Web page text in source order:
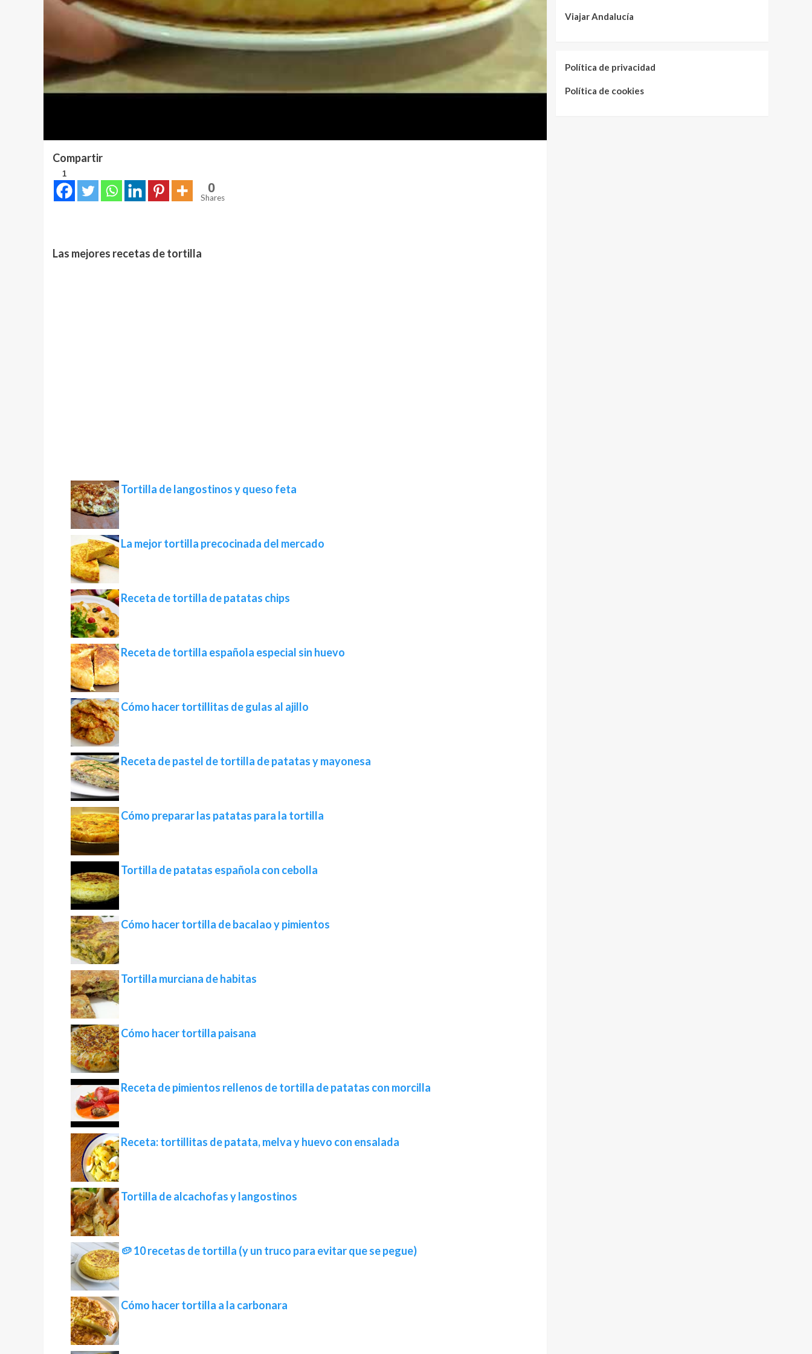
Compartir
1
0
Shares
Las mejores recetas de tortilla
Tortilla de langostinos y queso feta
La mejor tortilla precocinada del mercado
Receta de tortilla de patatas chips
Receta de tortilla española especial sin huevo
Cómo hacer tortillitas de gulas al ajillo
Receta de pastel de tortilla de patatas y mayonesa
Cómo preparar las patatas para la tortilla
Tortilla de patatas española con cebolla
Cómo hacer tortilla de bacalao y pimientos
Tortilla murciana de habitas
Cómo hacer tortilla paisana
Receta de pimientos rellenos de tortilla de patatas con morcilla
Receta: tortillitas de patata, melva y huevo con ensalada
Tortilla de alcachofas y langostinos
🥔 10 recetas de tortilla (y un truco para evitar que se pegue)
Cómo hacer tortilla a la carbonara
Viajar Andalucía
Política de privacidad
Política de cookies